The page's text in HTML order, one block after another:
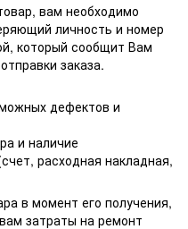
вам необходимо
личность и номер
который сообщит Вам
заказа.
дефектов и
и наличие
расходная накладная,
в момент его получения,
затраты на ремонт